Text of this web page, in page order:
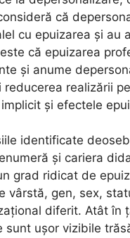
că
cu epuizarea și au
că epuizarea
și anume
reducerea realizării
și efectele
identificate
și cariera
grad ridicat de
vârstă, gen, sex,
diferit. Atât în
sunt ușor vizibile